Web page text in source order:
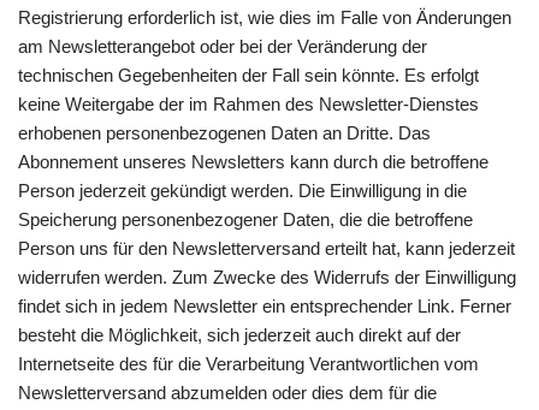
Registrierung erforderlich ist, wie dies im Falle von Änderungen
am Newsletterangebot oder bei der Veränderung der
technischen Gegebenheiten der Fall sein könnte. Es erfolgt
keine Weitergabe der im Rahmen des Newsletter-Dienstes
erhobenen personenbezogenen Daten an Dritte. Das
Abonnement unseres Newsletters kann durch die betroffene
Person jederzeit gekündigt werden. Die Einwilligung in die
Speicherung personenbezogener Daten, die die betroffene
Person uns für den Newsletterversand erteilt hat, kann jederzeit
widerrufen werden. Zum Zwecke des Widerrufs der Einwilligung
findet sich in jedem Newsletter ein entsprechender Link. Ferner
besteht die Möglichkeit, sich jederzeit auch direkt auf der
Internetseite des für die Verarbeitung Verantwortlichen vom
Newsletterversand abzumelden oder dies dem für die